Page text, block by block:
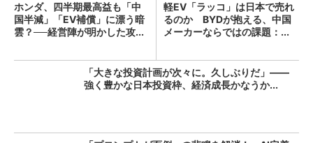
ホンダ、四半期最高益も「中
国半減」「EV補償」に漂う暗
雲？──経営陣が明かした攻...
軽EV「ラッコ」は日本で売れ
るのか BYDが抱える、中国
メーカーならではの課題：...
「大きな投資計画が次々に。久しぶりだ」――
強く豊かな日本投資枠、経済成長かなうか...